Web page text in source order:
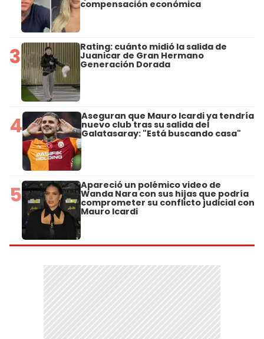
compensación económica
3 Rating: cuánto midió la salida de
Juanicar de Gran Hermano
Generación Dorada
4 Aseguran que Mauro Icardi ya tendría
nuevo club tras su salida del
Galatasaray: "Está buscando casa"
5 Apareció un polémico video de
Wanda Nara con sus hijas que podría
comprometer su conflicto judicial con
Mauro Icardi